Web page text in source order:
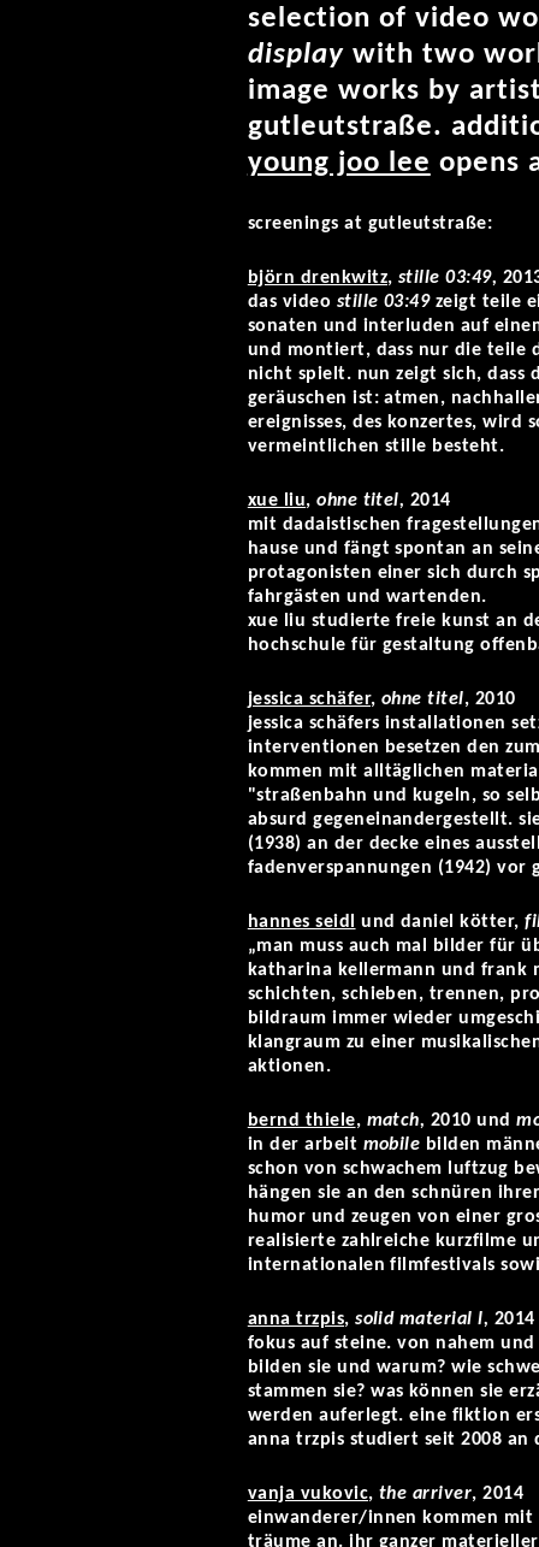
selection of video
displaywith two
image works by
gutleutstraße.
young joo lee opens
screenings at gutleutstraße:
björn drenkwitz, stille 03:49,
das video stille 03:49zeigt teile
sonaten und interluden auf
und montiert, dass nur die teile
nicht spielt. nun zeigt sich,
geräuschen ist: atmen,
ereignisses, des konzertes, wird
vermeintlichen stille besteht.
xue liu,ohne titel, 2014
mit dadaistischen
hause und fängt spontan an
protagonisten einer sich durch
fahrgästen und wartenden.
xue liu studierte freie kunst an
hochschule für gestaltung
jessica schäfer, ohne titel, 2010
jessica schäfers installationen
interventionen besetzen den
kommen mit alltäglichen
"straßenbahn und kugeln, so
absurd gegeneinandergestellt.
(1938) an der decke eines
fadenverspannungen (1942) vor
hannes seidl und daniel kötter,
„man muss auch mal bilder für
katharina kellermann und frank
schichten, schieben, trennen,
bildraum immer wieder
klangraum zu einer
aktionen.
bernd thiele, match, 2010 und
in der arbeit mobile bilden
schon von schwachem luftzug
hängen sie an den schnüren
humor und zeugen von einer
realisierte zahlreiche kurzfilme
internationalen filmfestivals
anna trzpis,solid material l, 2014
fokus auf steine. von nahem
bilden sie und warum? wie
stammen sie? was können sie
werden auferlegt. eine fiktion
anna trzpis studiert seit 2008 an
vanja vukovic, the arriver, 2014
einwanderer/innen kommen
träume an. ihr ganzer